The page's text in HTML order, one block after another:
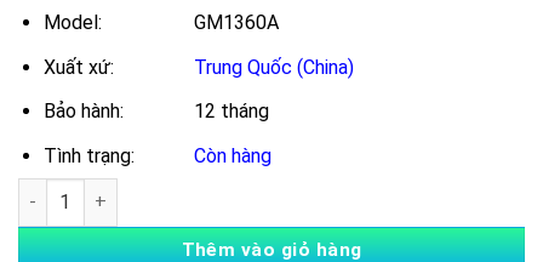
Model:
GM1360A
Xuất xứ:
Trung Quốc (China)
Bảo hành:
12 tháng
Tình trạng:
Còn hàng
Số lượng
Thêm vào giỏ hàng